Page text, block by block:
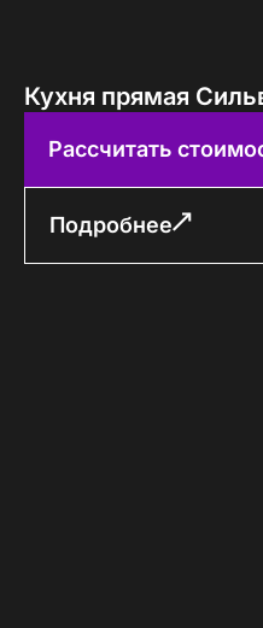
Кухня прямая
Рассчитать
Подробнее